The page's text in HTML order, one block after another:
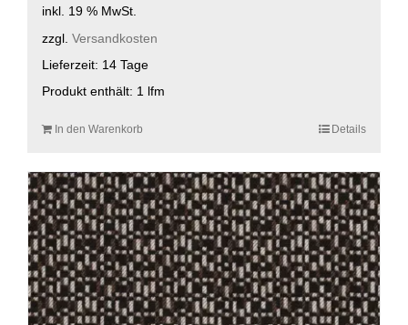
inkl. 19 % MwSt.
zzgl. Versandkosten
Lieferzeit: 14 Tage
Produkt enthält: 1 lfm
In den Warenkorb Details